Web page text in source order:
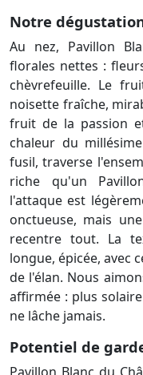
Notre
Au nez, Pavillon
florales nettes :
chèvrefeuille. Le
noisette fraîche,
fruit de la passion
chaleur du
fusil, traverse
riche qu'un
l'attaque est
onctueuse, mais
recentre tout. La
longue, épicée, avec
de l'élan. Nous
affirmée : plus
ne lâche jamais.
Potentiel de